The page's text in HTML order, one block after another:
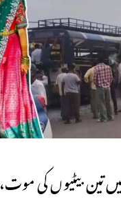
کی موت، 20 افراد ہلاک